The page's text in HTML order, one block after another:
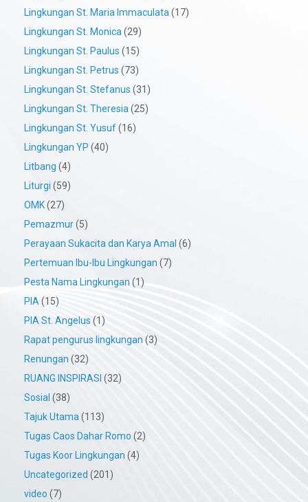
Lingkungan St. Maria Immaculata(17)
Lingkungan St. Monica(29)
Lingkungan St. Paulus (15)
Lingkungan St. Petrus (73)
Lingkungan St. Stefanus (31)
Lingkungan St. Theresia(25)
Lingkungan St. Yusuf(16)
Lingkungan YP (40)
Litbang (4)
Liturgi (59)
OMK(27)
Pemazmur(5)
Perayaan Sukacita dan Karya Amal (6)
Pertemuan Ibu-Ibu Lingkungan (7)
Pesta Nama Lingkungan(1)
PIA(15)
PIA St. Angelus (1)
Rapat pengurus lingkungan (3)
Renungan (32)
RUANG INSPIRASI (32)
Sosial (38)
Tajuk Utama(113)
Tugas Caos Dahar Romo (2)
Tugas Koor Lingkungan (4)
Uncategorized (201)
video (7)